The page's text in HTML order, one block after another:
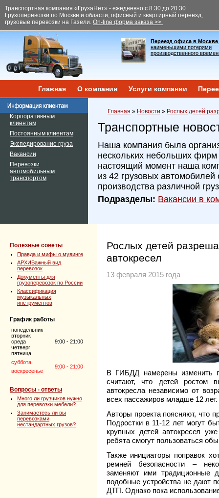
Транспортная компания «ГрузаНет» - ежедневно с 8:30 до 20:30
Грузоперевозки по Москве и области, офисный и квартирный переезд,
грузовые перевозки на Газели. On-line форма заказа >>
Переезд офиса в Москве
наименьшими потерями
производственного
Главная О компании Услуги компании
Корпоративным
клиентам
Постоянным клиентам
Экспедирование груза
Вакансии
Перевозки
автомобильным
транспортом
Главная » Новости » Рослых детей
Транспортные
Наша компания была
нескольких небольших фирм
настоящий момент наша
из 42 грузовых автомобилей
производства различной
Подразделы: Вакансии в
Полезные советы
Правда и мифы о мувинге
АРХИВажный вид
перевозок
Документы для
грузоперевозок по России
Классификация
музыкальных
инструментов
График работы
понедельник
вторник
среда
четверг
пятница
9:00 - 21:00
суббота
9:00 - 21:00
воскресенье
Вопросы - ответы
Много ли грузчиков нужно
для перевозки мебели?
Занимаетесь ли вы
перевозками
нестандартных грузов?
Рослых детей
автокресел
13 февраля 2015 года
В ГИБДД намерены изменить
считают, что детей ростом
автокресла независимо от
всех пассажиров младше 12 лет.
Авторы проекта поясняют, что
Подростки в 11-12 лет могут
крупных детей автокресел
ребята смогут пользоваться
Также инициаторы поправок
ремней безопасности –
заменяют ими традиционные
подобные устройства не дают
ДТП. Однако пока